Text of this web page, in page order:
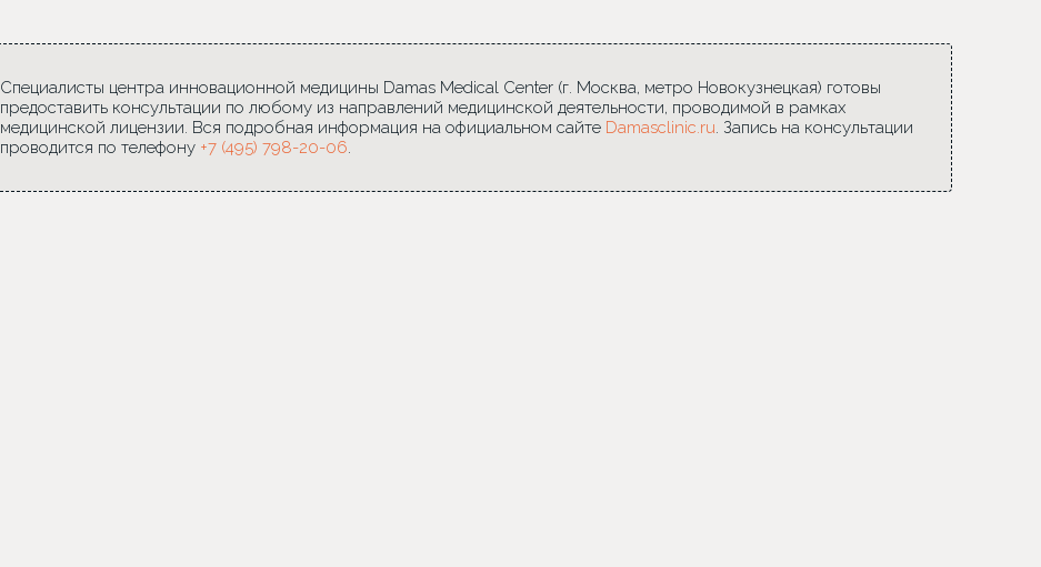
Специалисты центра инновационной медицины Damas Medical Center (г. Москва, метро Новокузнецкая) готовы
предоставить консультации по любому из направлений медицинской деятельности, проводимой в рамках
медицинской лицензии. Вся подробная информация на официальном сайте Damasclinic.ru. Запись на консультации
проводится по телефону +7 (495) 798-20-06.